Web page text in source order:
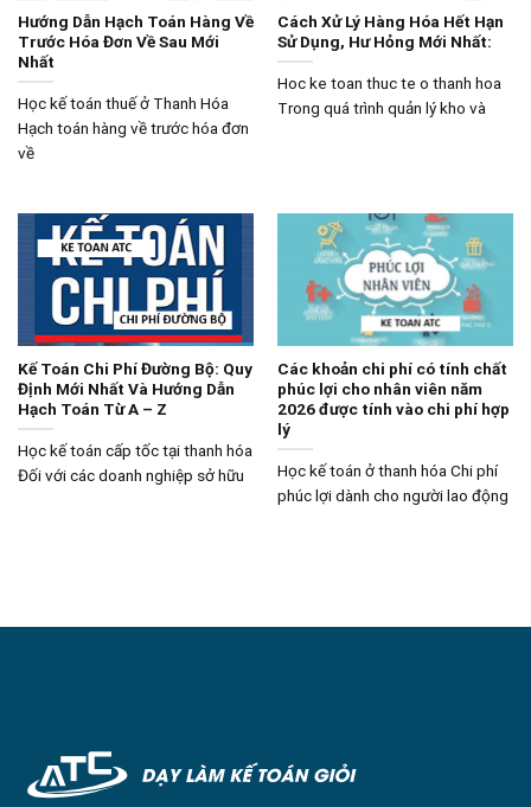
Hướng Dẫn Hạch Toán Hàng Về
Trước Hóa Đơn Về Sau Mới
Nhất
Học kế toán thuế ở Thanh Hóa
Hạch toán hàng về trước hóa đơn
về
Cách Xử Lý Hàng Hóa Hết Hạn
Sử Dụng, Hư Hỏng Mới Nhất:
Hoc ke toan thuc te o thanh hoa
Trong quá trình quản lý kho và
Kế Toán Chi Phí Đường Bộ: Quy
Định Mới Nhất Và Hướng Dẫn
Hạch Toán Từ A – Z
Học kế toán cấp tốc tại thanh hóa
Đối với các doanh nghiệp sở hữu
Các khoản chi phí có tính chất
phúc lợi cho nhân viên năm
2026 được tính vào chi phí hợp
lý
Học kế toán ở thanh hóa Chi phí
phúc lợi dành cho người lao động